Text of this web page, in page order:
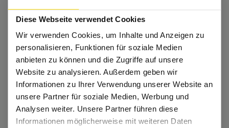
Diese Webseite verwendet Cookies
Wir verwenden Cookies, um Inhalte und Anzeigen zu
personalisieren, Funktionen für soziale Medien
anbieten zu können und die Zugriffe auf unsere
Website zu analysieren. Außerdem geben wir
Informationen zu Ihrer Verwendung unserer Website an
unsere Partner für soziale Medien, Werbung und
Analysen weiter. Unsere Partner führen diese
Informationen möglicherweise mit weiteren Daten
Nichts mehr verpassen?
Bekomme regelmäßig Tipps und bleibe Up-
to-Date.
Dann folge uns auch aufInstagramund Co.
Wir freuen uns auf Dich.